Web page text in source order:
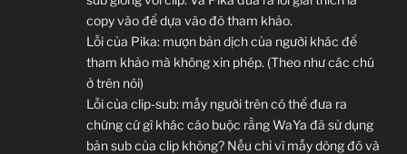
copy vào để dựa vào đó tham khảo.
Lỗi của Pika: mượn bản dịch của người khác để
tham khảo mà không xin phép. (Theo như các chú
ở trên nói)
Lỗi của clip-sub: mấy người trên có thể đưa ra
chứng cứ gì khác cáo buộc rằng WaYa đã sử dụng
bản sub của clip không? Nếu chỉ vì mấy dòng đó và